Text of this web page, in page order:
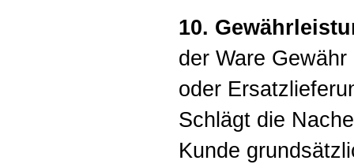
10.
der Ware
oder
Schlägt die
Kunde